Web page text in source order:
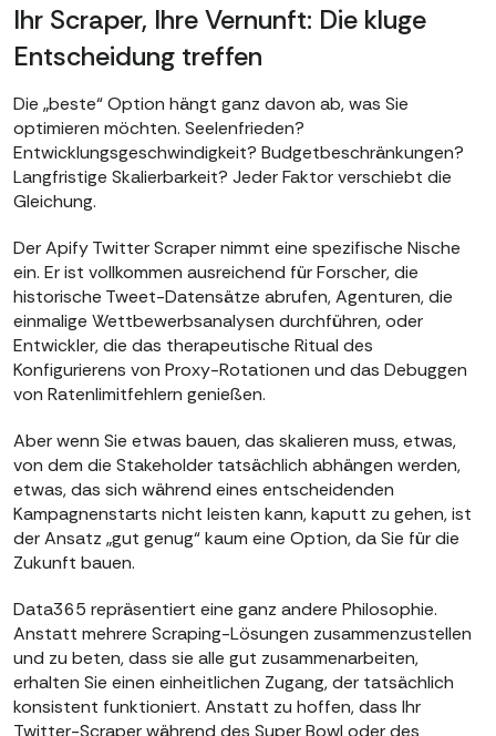
Ihr Scraper, Ihre Vernunft: Die kluge
Entscheidung treffen
Die „beste“ Option hängt ganz davon ab, was Sie
optimieren möchten. Seelenfrieden?
Entwicklungsgeschwindigkeit? Budgetbeschränkungen?
Langfristige Skalierbarkeit? Jeder Faktor verschiebt die
Gleichung.
Der Apify Twitter Scraper nimmt eine spezifische Nische
ein. Er ist vollkommen ausreichend für Forscher, die
historische Tweet-Datensätze abrufen, Agenturen, die
einmalige Wettbewerbsanalysen durchführen, oder
Entwickler, die das therapeutische Ritual des
Konfigurierens von Proxy-Rotationen und das Debuggen
von Ratenlimitfehlern genießen.
Aber wenn Sie etwas bauen, das skalieren muss, etwas,
von dem die Stakeholder tatsächlich abhängen werden,
etwas, das sich während eines entscheidenden
Kampagnenstarts nicht leisten kann, kaputt zu gehen, ist
der Ansatz „gut genug“ kaum eine Option, da Sie für die
Zukunft bauen.
Data365 repräsentiert eine ganz andere Philosophie.
Anstatt mehrere Scraping-Lösungen zusammenzustellen
und zu beten, dass sie alle gut zusammenarbeiten,
erhalten Sie einen einheitlichen Zugang, der tatsächlich
konsistent funktioniert. Anstatt zu hoffen, dass Ihr
Twitter-Scraper während des Super Bowl oder des